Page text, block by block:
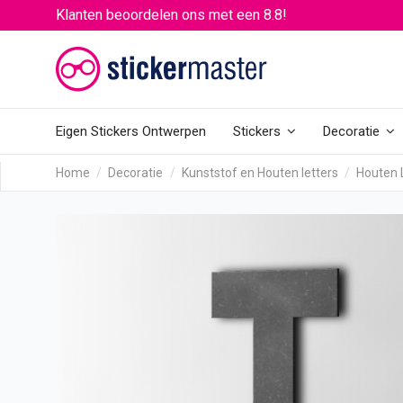
Klanten beoordelen ons met een 8.8!
Eigen Stickers Ontwerpen Stickers Decoratie
Home Decoratie Kunststof en Houten letters Houten